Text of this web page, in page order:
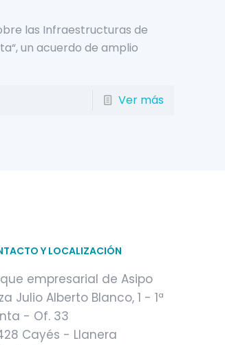
las Infraestructuras de
un acuerdo de amplio
Ver más
Y LOCALIZACIÓN
empresarial de Asipo
Julio Alberto Blanco, 1 - 1ª
- Of. 33
Cayés - Llanera